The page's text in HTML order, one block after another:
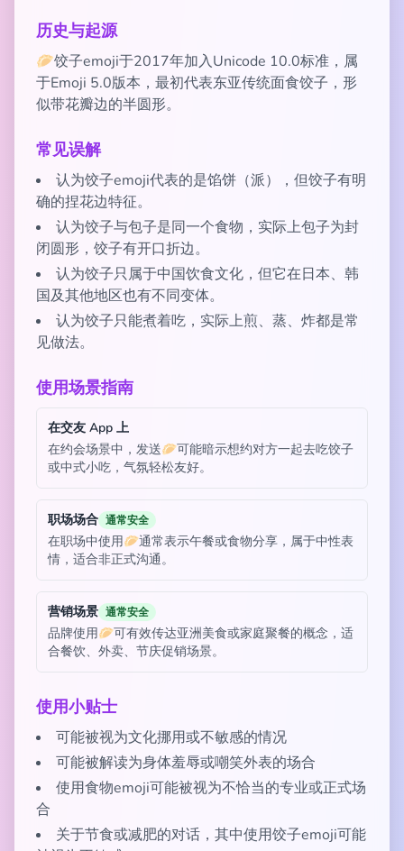
历史与起源
🥟饺子emoji于2017年加入Unicode 10.0标准，属
于Emoji 5.0版本，最初代表东亚传统面食饺子，形
似带花瓣边的半圆形。
常见误解
认为饺子emoji代表的是馅饼（派），但饺子有明
确的捏花边特征。
认为饺子与包子是同一个食物，实际上包子为封
闭圆形，饺子有开口折边。
认为饺子只属于中国饮食文化，但它在日本、韩
国及其他地区也有不同变体。
认为饺子只能煮着吃，实际上煎、蒸、炸都是常
见做法。
使用场景指南
在交友 App 上
在约会场景中，发送🥟可能暗示想约对方一起去吃饺子
或中式小吃，气氛轻松友好。
职场场合 通常安全
在职场中使用🥟通常表示午餐或食物分享，属于中性表
情，适合非正式沟通。
营销场景 通常安全
品牌使用🥟可有效传达亚洲美食或家庭聚餐的概念，适
合餐饮、外卖、节庆促销场景。
使用小贴士
可能被视为文化挪用或不敏感的情况
可能被解读为身体羞辱或嘲笑外表的场合
使用食物emoji可能被视为不恰当的专业或正式场
合
关于节食或减肥的对话，其中使用饺子emoji可能